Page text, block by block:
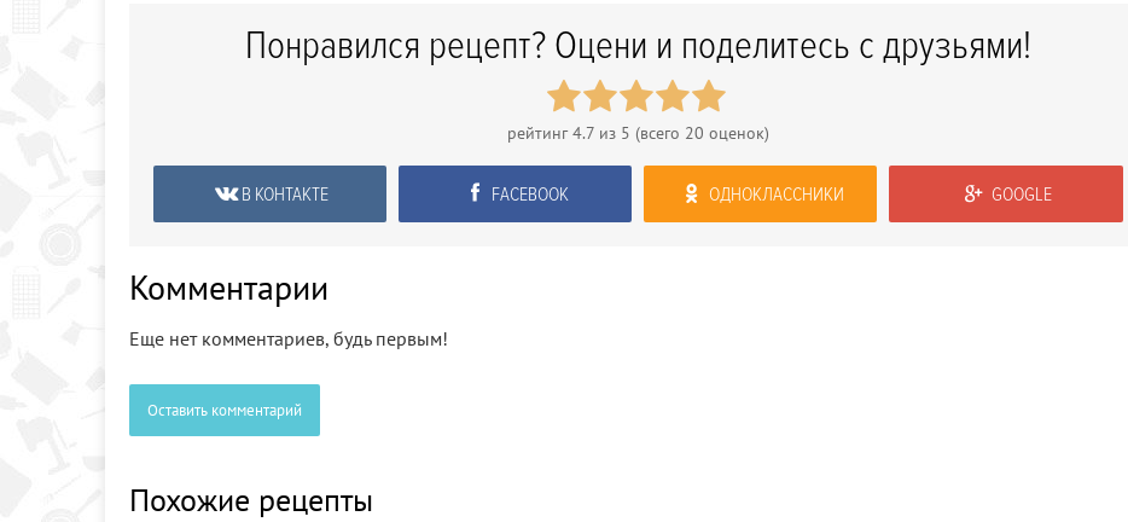
Понравился рецепт? Оцени и поделитесь с друзьями!
рейтинг4.7из 5 (всего 20 оценок)
В КОНТАКТЕ FACEBOOK ОДНОКЛАССНИКИ GOOGLE
Комментарии
Еще нет комментариев, будь первым!
Оставить комментарий
Похожие рецепты